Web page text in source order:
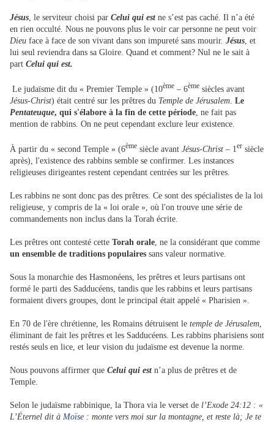
Jésus, le serviteur choisi par Celui qui estne s’est pas caché. Il n’a été
en rien occulté. Nous ne pouvons plus le voir car personne ne peut voir
Dieu face à face de son vivant dans son impureté sans mourir. Jésus, et
lui seul reviendra dans sa Gloire. Quand et comment? Nul ne le sait à
part Celui qui est.
Le judaïsme dit du « Premier Temple » (10ème – 6ème siècles avant
Jésus-Christ) était centré sur les prêtres du Temple de Jérusalem Le
Pentateuque, qui s'élabore à la fin de cette période , ne fait pas
mention de rabbins. On ne peut cependant exclure leur existence.
À partir du « second Temple » (6ème siècle avant Jésus-Christ – 1er siècle
après), l'existence des rabbins semble se confirmer. Les instances
religieuses dirigeantes restent cependant centrées sur les prêtres.
Les rabbins ne sont donc pas des prêtres. Ce sont des spécialistes de la loi
religieuse, y compris de la « loi orale », où l'on trouve une série de
commandements non inclus dans la Torah écrite.
Les prêtres ont contesté cette Torah orale , ne la considérant que comme
un ensemble de traditions populaires sans valeur normative.
Sous la monarchie des Hasmonéens, les prêtres et leurs partisans ont
formé le parti des Sadducéens, tandis que les rabbins et leurs partisans
formaient divers groupes, dont le principal était appelé « Pharisien ».
En 70 de l'ère chrétienne, les Romains détruisent le temple de Jérusalem
éliminant de fait les prêtres et les Sadducéens. Les rabbins pharisiens sont
restés seuls en lice, et leur vision du judaïsme est devenue la norme.
Nous pouvons affirmer que Celui qui estn’a plus de prêtres et de
Temple.
Selon le judaïsme rabbinique, la Thora via le verset de l’Exode 24:12 : «
L’Éternel dit à Moïse : monte vers moi sur la montagne, et reste là; Je te